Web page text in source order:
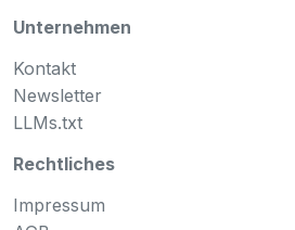
Unternehmen
Kontakt
Newsletter
LLMs.txt
Rechtliches
Impressum